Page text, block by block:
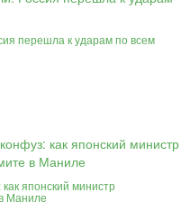
перешла к ударам по всем
японский министр
Маниле